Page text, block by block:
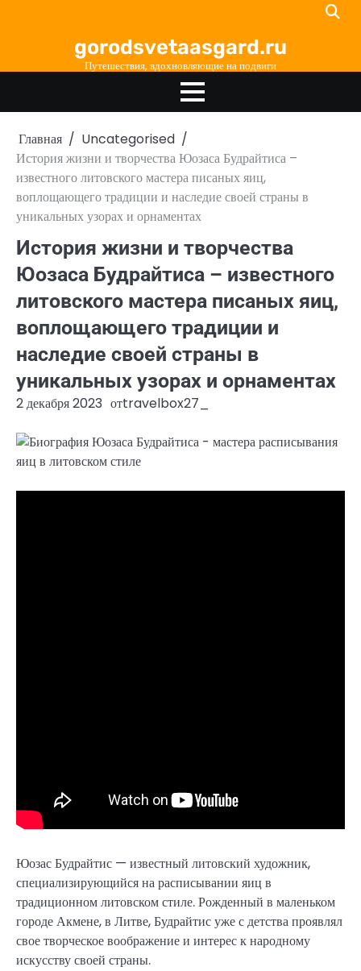
gorodsvetaasgard.ru
Путешествия, вдохновляющие на подвиги
Главная
Uncategorised
История жизни и творчества Юозаса Будрайтиса –
известного литовского мастера писаных яиц,
воплощающего традиции и наследие своей страны в
уникальных узорах и орнаментах
История жизни и творчества
Юозаса Будрайтиса – известного
литовского мастера писаных яиц,
воплощающего традиции и
наследие своей страны в
уникальных узорах и орнаментах
2 декабря 2023 отtravelbox27_
Юозас Будрайтис — известный литовский художник,
специализирующийся на расписывании яиц в
традиционном литовском стиле. Рожденный в маленьком
городе Акмене, в Литве, Будрайтис уже с детства проявлял
свое творческое воображение и интерес к народному
искусству своей страны.